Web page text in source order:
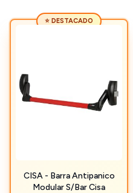
⭐ DESTACADO
CISA - Barra Antipanico
Modular S/Bar Cisa